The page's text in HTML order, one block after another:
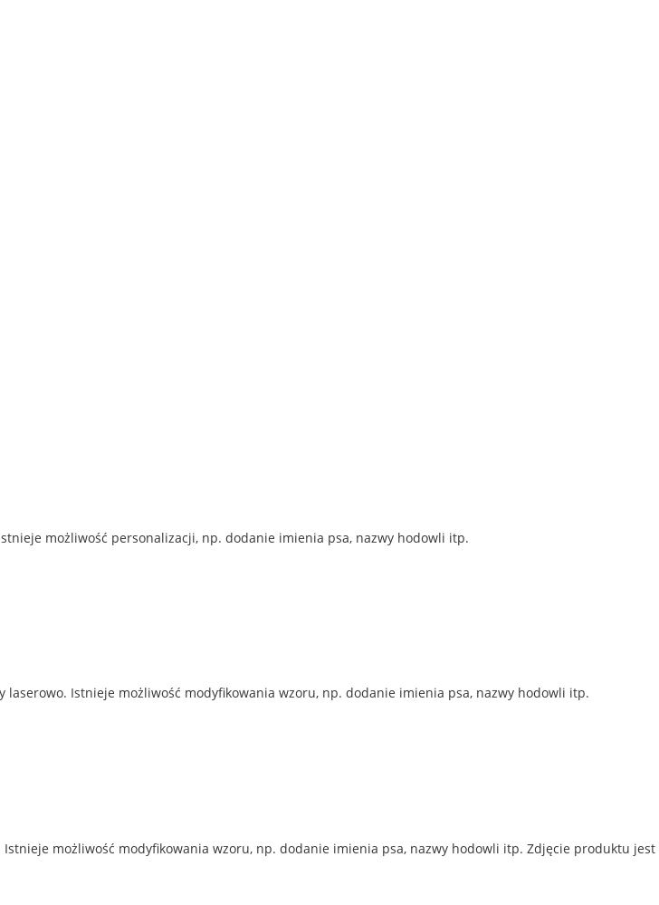
możliwość personalizacji, np. dodanie imienia psa, nazwy hodowli itp.
Istnieje możliwość modyfikowania wzoru, np. dodanie imienia psa, nazwy hodowli itp.
możliwość modyfikowania wzoru, np. dodanie imienia psa, nazwy hodowli itp. Zdjęcie produktu jest